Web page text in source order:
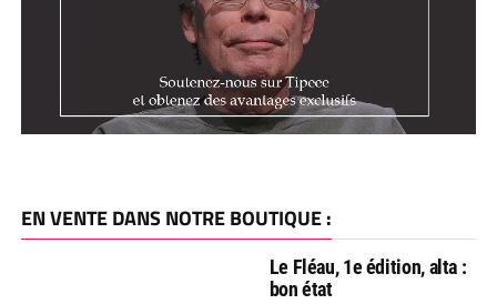
EN VENTE DANS NOTRE BOUTIQUE :
Le Fléau, 1e édition, alta :
bon état